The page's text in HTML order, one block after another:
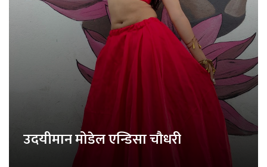
उदयीमान मोडेल एन्डिसा चौधरी